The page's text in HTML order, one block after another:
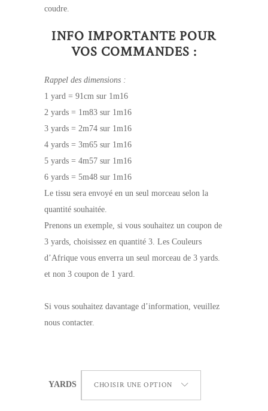
coudre.
INFO IMPORTANTE POUR
VOS COMMANDES :
Rappel des dimensions :
1 yard = 91cm sur 1m16
2 yards = 1m83 sur 1m16
3 yards = 2m74 sur 1m16
4 yards = 3m65 sur 1m16
5 yards = 4m57 sur 1m16
6 yards = 5m48 sur 1m16
Le tissu sera envoyé en un seul morceau selon la
quantité souhaitée.
Prenons un exemple, si vous souhaitez un coupon de
3 yards, choisissez en quantité 3. Les Couleurs
d’Afrique vous enverra un seul morceau de 3 yards.
et non 3 coupon de 1 yard.
Si vous souhaitez davantage d’information, veuillez
nous contacter.
YARDS CHOISIR UNE OPTION